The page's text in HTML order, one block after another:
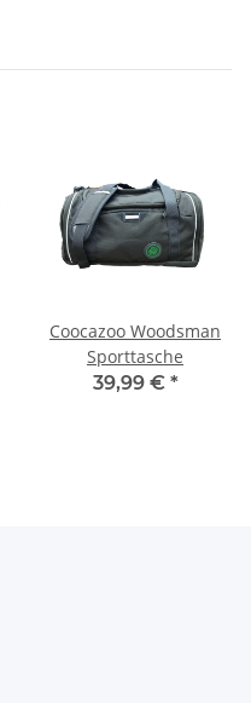
Coocazoo Woodsman
Sporttasche
39,99 € *